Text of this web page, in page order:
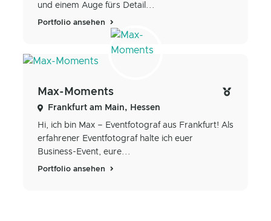
und einem Auge fürs Detail...
Portfolio ansehen
Max-Moments
Frankfurt am Main, Hessen
Hi, ich bin Max – Eventfotograf aus Frankfurt! Als
erfahrener Eventfotograf halte ich euer
Business-Event, eure...
Portfolio ansehen